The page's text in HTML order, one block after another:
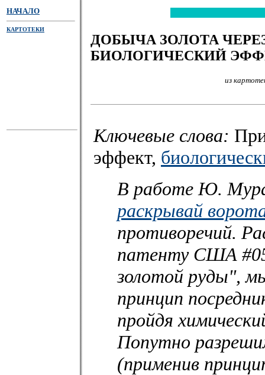
НАЧАЛО
КАРТОТЕКИ
ДОБЫЧА ЗОЛОТА
БИОЛОГИЧЕСКИЙ
из
Ключевые слова:
эффект,
В работе Ю.
раскрывай
противоречий.
патенту США
золотой руды",
принцип
пройдя
Попутно
(применив